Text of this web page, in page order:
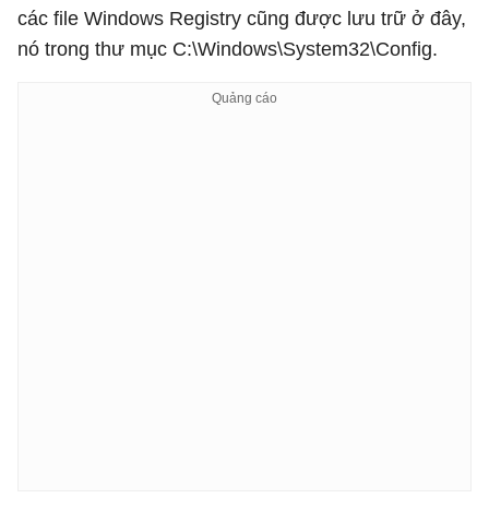
các file Windows Registry cũng được lưu trữ ở đây,
nó trong thư mục C:\Windows\System32\Config.